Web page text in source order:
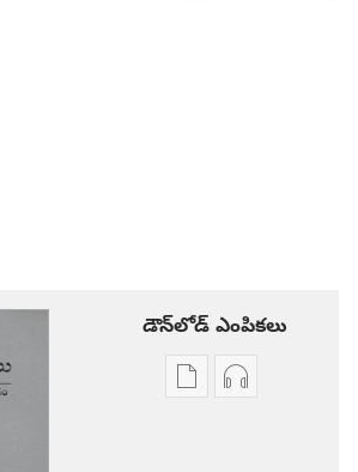
డౌన్‌లోడ్‌ ఎంపికలు
ప్రచురణలఆడియో